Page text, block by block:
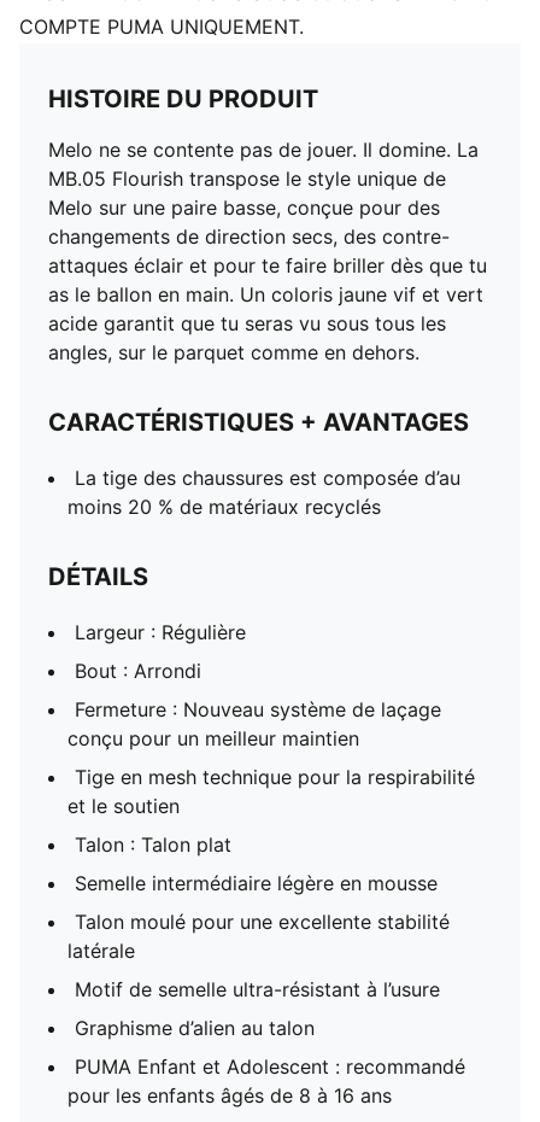
COMPTE PUMA UNIQUEMENT.
HISTOIRE DU PRODUIT
Melo ne se contente pas de jouer. Il domine. La
MB.05 Flourish transpose le style unique de
Melo sur une paire basse, conçue pour des
changements de direction secs, des contre-
attaques éclair et pour te faire briller dès que tu
as le ballon en main. Un coloris jaune vif et vert
acide garantit que tu seras vu sous tous les
angles, sur le parquet comme en dehors.
CARACTÉRISTIQUES + AVANTAGES
La tige des chaussures est composée d’au
moins 20 % de matériaux recyclés
DÉTAILS
Largeur : Régulière
Bout : Arrondi
Fermeture : Nouveau système de laçage
conçu pour un meilleur maintien
Tige en mesh technique pour la respirabilité
et le soutien
Talon : Talon plat
Semelle intermédiaire légère en mousse
Talon moulé pour une excellente stabilité
latérale
Motif de semelle ultra-résistant à l’usure
Graphisme d’alien au talon
PUMA Enfant et Adolescent : recommandé
pour les enfants âgés de 8 à 16 ans